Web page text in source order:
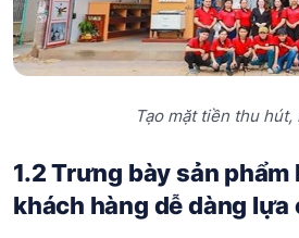
Tạo mặt tiền thu hút,
1.2 Trưng bày sản phẩm
khách hàng dễ dàng lựa